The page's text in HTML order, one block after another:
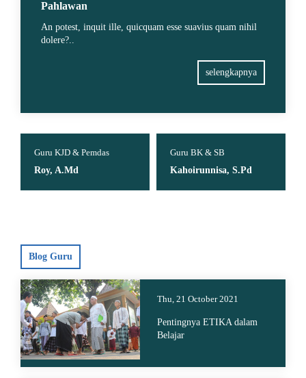
Pahlawan
An potest, inquit ille, quicquam esse suavius quam nihil
dolere?..
selengkapnya
Guru KJD & Pemdas
Roy, A.Md
Guru BK & SB
Kahoirunnisa, S.Pd
Blog Guru
Thu, 21 October 2021
Pentingnya ETIKA dalam
Belajar